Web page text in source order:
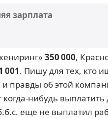
зарплата
350 000,
001. Пишу для тех, кто
правды об этой
нибудь выплатить
еще не выплатил